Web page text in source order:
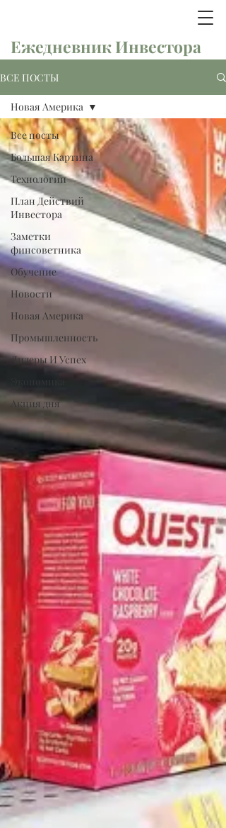
Ежедневник Инвестора
ВСЕ ПОСТЫ
Все посты
Большая Картина
Технологии
План Действий
Инвестора
Заметки
финсоветника
Обучение
Новости
Новая Америка
Промышленность
Лидеры И Успех
Акция дня
Новая Америка